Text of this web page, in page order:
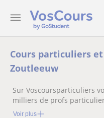
Cours particuliers
Zoutleeuw
Sur Voscoursparticuliers
milliers de profs
particuliers
Voir plus